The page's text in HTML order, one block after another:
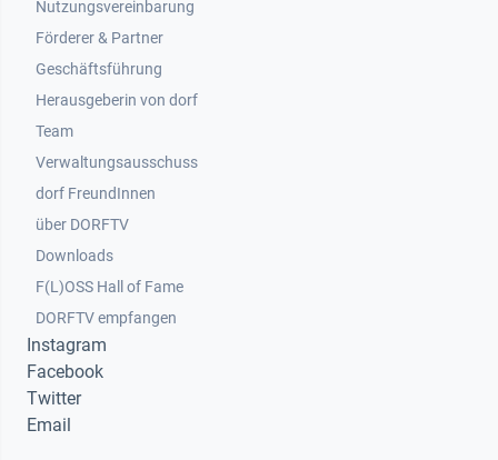
Nutzungsvereinbarung
Footer 2
Förderer & Partner
Geschäftsführung
Herausgeberin von dorf
Team
Verwaltungsausschuss
dorf FreundInnen
Footer 3
über DORFTV
Downloads
F(L)OSS Hall of Fame
Footer 4
DORFTV empfangen
Instagram
Facebook
Twitter
Email